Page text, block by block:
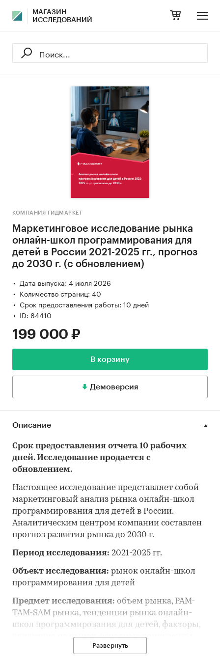
МАГАЗИН
ИССЛЕДОВАНИЙ
КОМПАНИЯ ГИДМАРКЕТ
Маркетинговое исследование рынка
онлайн-школ программирования для
детей в России 2021-2025 гг., прогноз
до 2030 г. (с обновлением)
Дата выпуска: 4 июля 2026
Количество страниц: 40
Срок предоставления работы: 10 дней
ID: 84410
199 000 ₽
В корзину
Демоверсия
Описание
Срок предоставления отчета 10 рабочих
дней. Исследование продается с
обновлением.
Настоящее исследование представляет собой
маркетинговый анализ рынка онлайн-школ
программирования для детей в России.
Аналитическим центром компании составлен
прогноз развития рынка до 2030 г.
Период исследования: 2021-2025 гг.
Объект исследования: рынок онлайн-школ
программирования для детей
Предмет исследования: объем рынка, PAM-
TAM-SAM рынка, тенденции рынка онлайн-
школ программирования для детей, факторы,
влияющие на рынок, основные конкуренты,
потребительские цены, отраслевые
Развернуть